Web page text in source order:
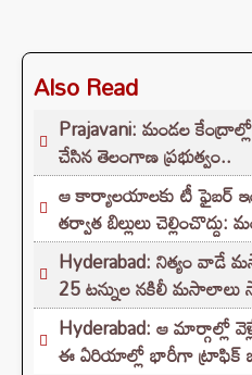
Also Read
Prajavani: మండల
చేసిన తెలంగాణ ప్రభుత్వం..
ఆ కార్యాలయాలకు టీ ఫైబర్
తర్వాత బిల్లులు చెల్లించొద్దు:
Hyderabad: నిత్యం వాడే
25 టన్నుల నకిలీ మసాలాలు
Hyderabad: ఆ మార్గాల్లో
ఈ ఏరియాల్లో భారీగా